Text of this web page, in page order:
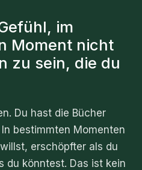
im
Moment nicht
zu sein, die du
Du hast die Bücher
bestimmten Momenten
erschöpfter als du
du könntest. Das ist kein